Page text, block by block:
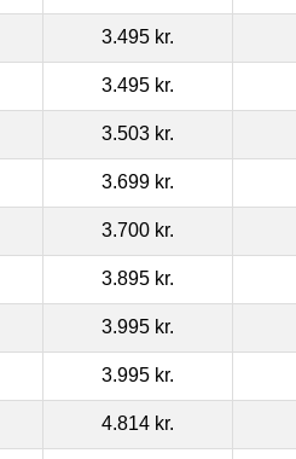
3.495 kr.
3.495 kr.
3.503 kr.
3.699 kr.
3.700 kr.
3.895 kr.
3.995 kr.
3.995 kr.
4.814 kr.